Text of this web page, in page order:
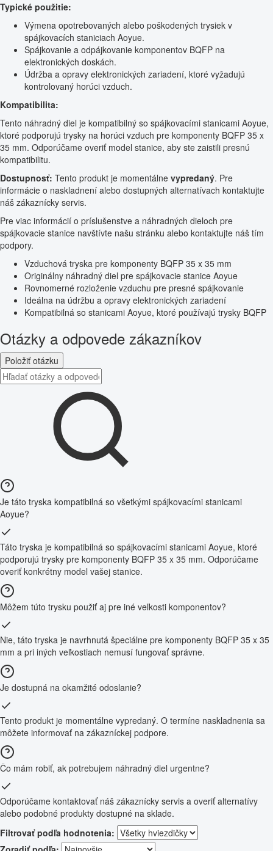
Typické použitie:
Výmena opotrebovaných alebo poškodených trysiek v
spájkovacích staniciach Aoyue.
Spájkovanie a odpájkovanie komponentov BQFP na
elektronických doskách.
Údržba a opravy elektronických zariadení, ktoré vyžadujú
kontrolovaný horúci vzduch.
Kompatibilita:
Tento náhradný diel je kompatibilný so spájkovacími stanicami Aoyue,
ktoré podporujú trysky na horúci vzduch pre komponenty BQFP 35 x
35 mm. Odporúčame overiť model stanice, aby ste zaistili presnú
kompatibilitu.
Dostupnosť: Tento produkt je momentálne vypredaný. Pre
informácie o naskladnení alebo dostupných alternatívach kontaktujte
náš zákaznícky servis.
Pre viac informácií o príslušenstve a náhradných dieloch pre
spájkovacie stanice navštívte našu stránku alebo kontaktujte náš tím
podpory.
Vzduchová tryska pre komponenty BQFP 35 x 35 mm
Originálny náhradný diel pre spájkovacie stanice Aoyue
Rovnomerné rozloženie vzduchu pre presné spájkovanie
Ideálna na údržbu a opravy elektronických zariadení
Kompatibilná so stanicami Aoyue, ktoré používajú trysky BQFP
Otázky a odpovede zákazníkov
Položiť otázku
Je táto tryska kompatibilná so všetkými spájkovacími stanicami
Aoyue?
Táto tryska je kompatibilná so spájkovacími stanicami Aoyue, ktoré
podporujú trysky pre komponenty BQFP 35 x 35 mm. Odporúčame
overiť konkrétny model vašej stanice.
Môžem túto trysku použiť aj pre iné veľkosti komponentov?
Nie, táto tryska je navrhnutá špeciálne pre komponenty BQFP 35 x 35
mm a pri iných veľkostiach nemusí fungovať správne.
Je dostupná na okamžité odoslanie?
Tento produkt je momentálne vypredaný. O termíne naskladnenia sa
môžete informovať na zákazníckej podpore.
Čo mám robiť, ak potrebujem náhradný diel urgentne?
Odporúčame kontaktovať náš zákaznícky servis a overiť alternatívy
alebo podobné produkty dostupné na sklade.
Filtrovať podľa hodnotenia: